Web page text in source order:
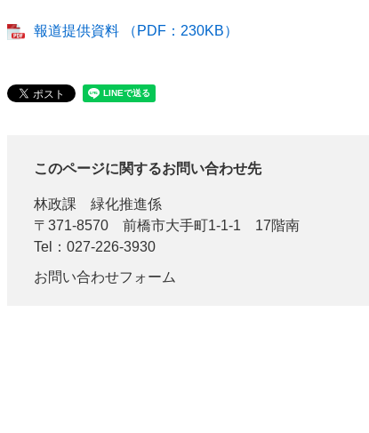
報道提供資料 （PDF：230KB）
このページに関するお問い合わせ先
林政課
緑化推進係
〒371-8570
前橋市大手町1-1-1 17階南
Tel：027-226-3930
お問い合わせフォーム